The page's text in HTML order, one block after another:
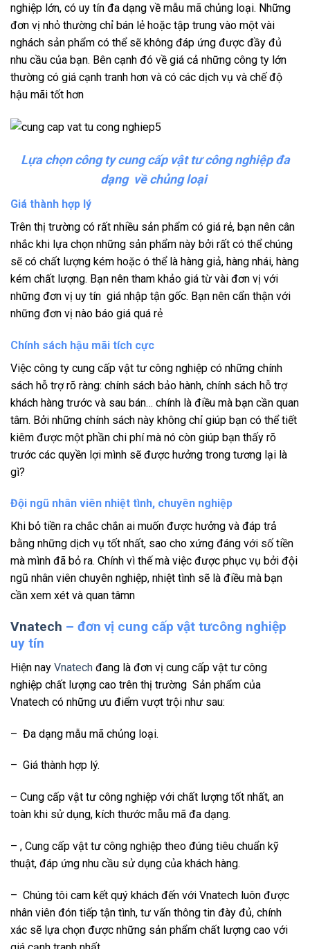
nghiệp lớn, có uy tín đa dạng về mẫu mã chủng loại. Những
đơn vị nhỏ thường chỉ bán lẻ hoặc tập trung vào một vài
nghách sản phẩm có thể sẽ không đáp ứng được đầy đủ
nhu cầu của bạn. Bên cạnh đó về giá cả những công ty lớn
thường có giá cạnh tranh hơn và có các dịch vụ và chế độ
hậu mãi tốt hơn
Lựa chọn công ty cung cấp vật tư công nghiệp đa
dạng về chủng loại
Giá thành hợp lý
Trên thị trường có rất nhiều sản phẩm có giá rẻ, bạn nên cân
nhắc khi lựa chọn những sản phẩm này bởi rất có thể chúng
sẽ có chất lượng kém hoặc ó thể là hàng giả, hàng nhái, hàng
kém chất lượng. Bạn nên tham khảo giá từ vài đơn vị với
những đơn vị uy tín giá nhập tận gốc. Bạn nên cẩn thận với
những đơn vị nào báo giá quá rẻ
Chính sách hậu mãi tích cực
Việc công ty cung cấp vật tư công nghiệp có những chính
sách hỗ trợ rõ ràng: chính sách bảo hành, chính sách hỗ trợ
khách hàng trước và sau bán… chính là điều mà bạn cần quan
tâm. Bởi những chính sách này không chỉ giúp bạn có thể tiết
kiêm được một phần chi phí mà nó còn giúp bạn thấy rõ
trước các quyền lợi mình sẽ được hưởng trong tương lại là
gì?
Đội ngũ nhân viên nhiệt tình, chuyên nghiệp
Khi bỏ tiền ra chắc chắn ai muốn được hưởng và đáp trả
bằng những dịch vụ tốt nhất, sao cho xứng đáng với số tiền
mà mình đã bỏ ra. Chính vì thế mà việc được phục vụ bởi đội
ngũ nhân viên chuyên nghiệp, nhiệt tình sẽ là điều mà bạn
cần xem xét và quan tâmn
Vnatech – đơn vị cung cấp vật tưcông nghiệp
uy tín
Hiện nay Vnatech đang là đơn vị cung cấp vật tư công
nghiệp chất lượng cao trên thị trường Sản phẩm của
Vnatech có những ưu điểm vượt trội như sau:
– Đa dạng mẫu mã chủng loại.
– Giá thành hợp lý.
– Cung cấp vật tư công nghiệp với chất lượng tốt nhất, an
toàn khi sử dụng, kích thước mẫu mã đa dạng.
– , Cung cấp vật tư công nghiệp theo đúng tiêu chuẩn kỹ
thuật, đáp ứng nhu cầu sử dụng của khách hàng.
– Chúng tôi cam kết quý khách đến với Vnatech luôn được
nhân viên đón tiếp tận tình, tư vấn thông tin đày đủ, chính
xác sẽ lựa chọn được những sản phẩm chất lượng cao với